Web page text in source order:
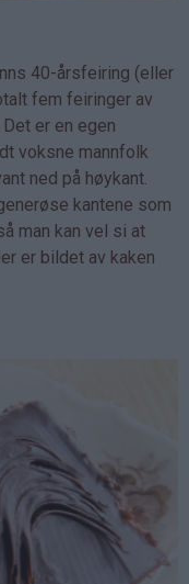
40-årsfeiring (eller
fem feiringer av
Det er en egen
voksne mannfolk
ned på høykant.
kantene som
man kan vel si at
er bildet av kaken